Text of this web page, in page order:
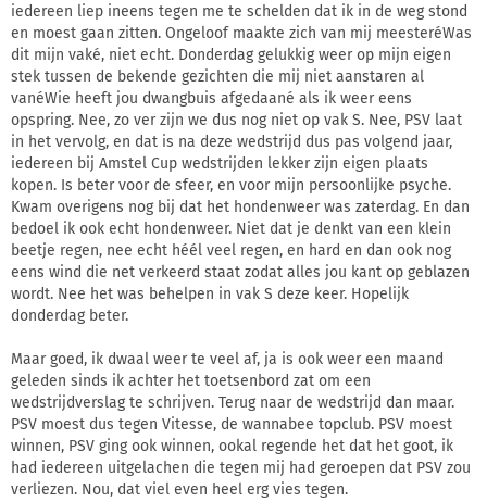
iedereen liep ineens tegen me te schelden dat ik in de weg stond
en moest gaan zitten. Ongeloof maakte zich van mij meesteréWas
dit mijn vaké, niet echt. Donderdag gelukkig weer op mijn eigen
stek tussen de bekende gezichten die mij niet aanstaren al
vanéWie heeft jou dwangbuis afgedaané als ik weer eens
opspring. Nee, zo ver zijn we dus nog niet op vak S. Nee, PSV laat
in het vervolg, en dat is na deze wedstrijd dus pas volgend jaar,
iedereen bij Amstel Cup wedstrijden lekker zijn eigen plaats
kopen. Is beter voor de sfeer, en voor mijn persoonlijke psyche.
Kwam overigens nog bij dat het hondenweer was zaterdag. En dan
bedoel ik ook echt hondenweer. Niet dat je denkt van een klein
beetje regen, nee echt héél veel regen, en hard en dan ook nog
eens wind die net verkeerd staat zodat alles jou kant op geblazen
wordt. Nee het was behelpen in vak S deze keer. Hopelijk
donderdag beter.
Maar goed, ik dwaal weer te veel af, ja is ook weer een maand
geleden sinds ik achter het toetsenbord zat om een
wedstrijdverslag te schrijven. Terug naar de wedstrijd dan maar.
PSV moest dus tegen Vitesse, de wannabee topclub. PSV moest
winnen, PSV ging ook winnen, ookal regende het dat het goot, ik
had iedereen uitgelachen die tegen mij had geroepen dat PSV zou
verliezen. Nou, dat viel even heel erg vies tegen.